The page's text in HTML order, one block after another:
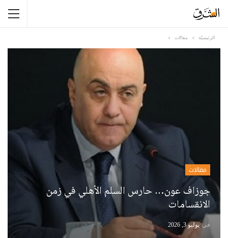
الرئيسيّة مقالات
مقالات
جوزاف عون… حارس السلم الأهلي في زمن
الانقسامات
فييوليو 3, 2026